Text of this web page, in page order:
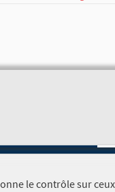
le contrôle sur